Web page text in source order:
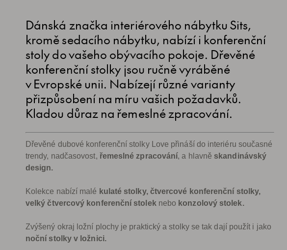
Dánská značka interiérového nábytku Sits,
kromě sedacího nábytku, nabízí i konferenční
stoly do vašeho obývacího pokoje. Dřevěné
konferenční stolky jsou ručně vyráběné
v Evropské unii. Nabízejí různé varianty
přizpůsobení na míru vašich požadavků.
Kladou důraz na řemeslné zpracování.
Dřevěné dubové konferenční stolky Love přináší do interiéru současné
trendy, nadčasovost, řemeslné zpracování, a hlavně skandinávský
design.
Kolekce nabízí malé kulaté stolky, čtvercové konferenční stolky,
velký čtvercový konferenční stolek nebo konzolový stolek.
Zvýšený okraj ložní plochy je praktický a stolky se tak dají použít i jako
noční stolky v ložnici.